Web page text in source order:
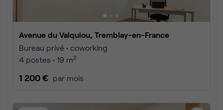
Avenue du Valquiou, Tremblay-en-France
Bureau privé • coworking
4 postes • 19 m2
1 200 € par mois